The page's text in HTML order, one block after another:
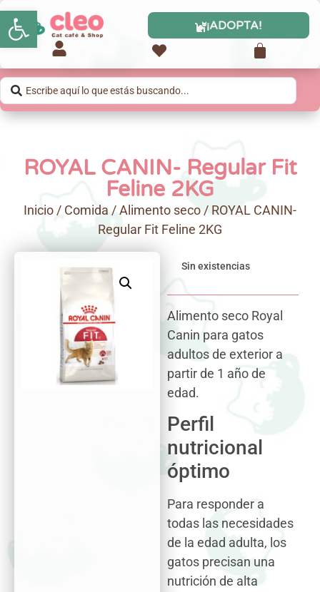
Abrir barra de herramientas ¡ADOPTA!
ROYAL CANIN- Regular Fit
Feline 2KG
Inicio/ Comida /Alimento seco/ ROYAL CANIN-
Regular Fit Feline 2KG
Sin existencias
Alimento seco Royal
Canin para gatos
adultos de exterior a
partir de 1 año de
edad.
Perfil
nutricional
óptimo
Para responder a
todas las necesidades
de la edad adulta, los
gatos precisan una
nutrición de alta